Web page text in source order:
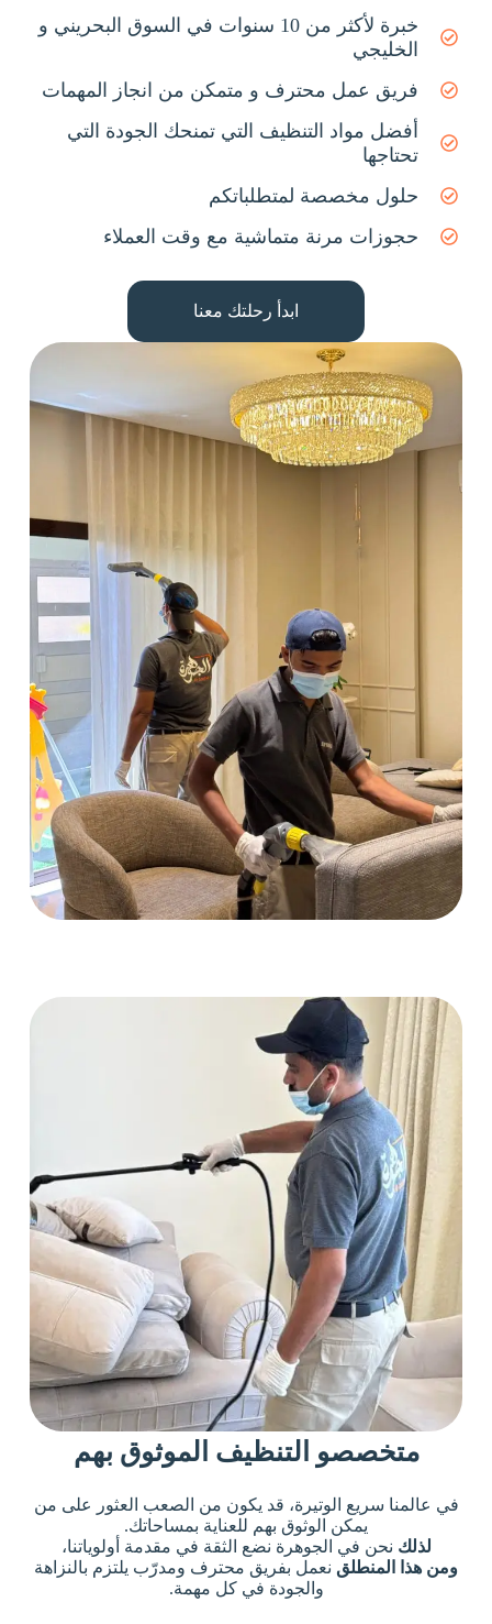
خبرة لأكثر من 10 سنوات في السوق البحريني و
الخليجي
فريق عمل محترف و متمكن من انجاز المهمات
أفضل مواد التنظيف التي تمنحك الجودة التي
تحتاجها
حلول مخصصة لمتطلباتكم
حجوزات مرنة متماشية مع وقت العملاء
ابدأ رحلتك معنا
متخصصو التنظيف الموثوق بهم
في عالمنا سريع الوتيرة، قد يكون من الصعب العثور على من
يمكن الوثوق بهم للعناية بمساحاتك.
لذلك نحن في الجوهرة نضع الثقة في مقدمة أولوياتنا،
ومن هذا المنطلق نعمل بفريق محترف ومدرّب يلتزم بالنزاهة
والجودة في كل مهمة.